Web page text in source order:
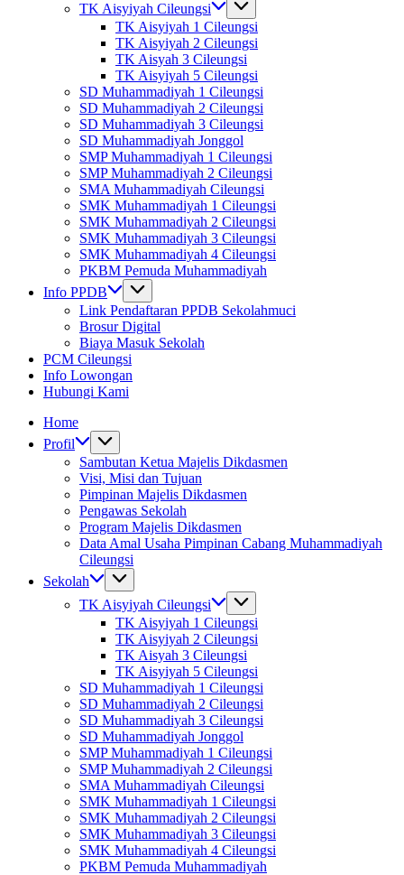
TK Aisyiyah Cileungsi
TK Aisyiyah 1 Cileungsi
TK Aisyiyah 2 Cileungsi
TK Aisyah 3 Cileungsi
TK Aisyiyah 5 Cileungsi
SD Muhammadiyah 1 Cileungsi
SD Muhammadiyah 2 Cileungsi
SD Muhammadiyah 3 Cileungsi
SD Muhammadiyah Jonggol
SMP Muhammadiyah 1 Cileungsi
SMP Muhammadiyah 2 Cileungsi
SMA Muhammadiyah Cileungsi
SMK Muhammadiyah 1 Cileungsi
SMK Muhammadiyah 2 Cileungsi
SMK Muhammadiyah 3 Cileungsi
SMK Muhammadiyah 4 Cileungsi
PKBM Pemuda Muhammadiyah
Info PPDB
Link Pendaftaran PPDB Sekolahmuci
Brosur Digital
Biaya Masuk Sekolah
PCM Cileungsi
Info Lowongan
Hubungi Kami
Home
Profil
Sambutan Ketua Majelis Dikdasmen
Visi, Misi dan Tujuan
Pimpinan Majelis Dikdasmen
Pengawas Sekolah
Program Majelis Dikdasmen
Data Amal Usaha Pimpinan Cabang Muhammadiyah
Cileungsi
Sekolah
TK Aisyiyah Cileungsi
TK Aisyiyah 1 Cileungsi
TK Aisyiyah 2 Cileungsi
TK Aisyah 3 Cileungsi
TK Aisyiyah 5 Cileungsi
SD Muhammadiyah 1 Cileungsi
SD Muhammadiyah 2 Cileungsi
SD Muhammadiyah 3 Cileungsi
SD Muhammadiyah Jonggol
SMP Muhammadiyah 1 Cileungsi
SMP Muhammadiyah 2 Cileungsi
SMA Muhammadiyah Cileungsi
SMK Muhammadiyah 1 Cileungsi
SMK Muhammadiyah 2 Cileungsi
SMK Muhammadiyah 3 Cileungsi
SMK Muhammadiyah 4 Cileungsi
PKBM Pemuda Muhammadiyah